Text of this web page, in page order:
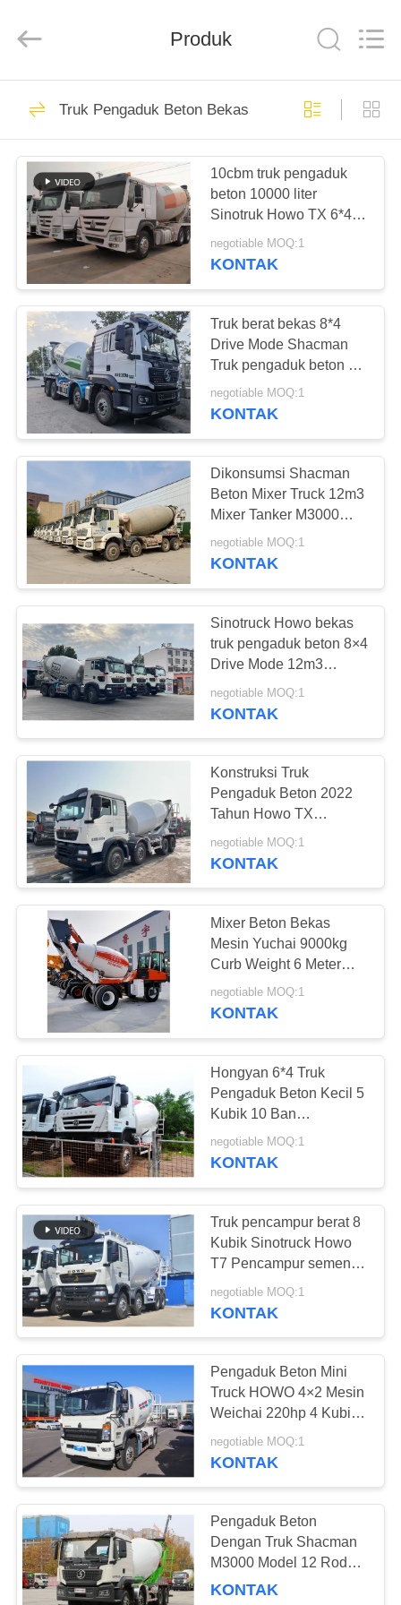
RUMAH
PRODUK
TENTANG
KAMI
TUR
PABRIK
KONTROL
KUALITAS
HUBUNGI
KAMI
PERMINTAAN
PENAWARAN
SITEMAP
KEBIJAKAN
PRIVASI
LTD..
Bus Coaster Bekas
160
Bus Yutong Bekas
907
Bus Mini Bekas
199
Truk Traktor Bekas
Truk Dump Bekas
Bus Pelatih Bekas
391
Bus Tur Bekas
226
Truk kargo bekas
Produk
Truk Pengaduk Beton Bekas
10cbm truk pengaduk
beton 10000 liter
Sinotruk Howo TX 6*4
Chassis Euro 3
negotiable MOQ:1
KONTAK
Truk berat bekas 8*4
Drive Mode Shacman
Truk pengaduk beton 12
Kubik
negotiable MOQ:1
KONTAK
Dikonsumsi Shacman
Beton Mixer Truck 12m3
Mixer Tanker M3000
Kabin 2020 Tahun
Weichai Mesin
negotiable MOQ:1
KONTAK
Sinotruck Howo bekas
truk pengaduk beton 8×4
Drive Mode 12m3
Tanker
negotiable MOQ:1
KONTAK
Konstruksi Truk
Pengaduk Beton 2022
Tahun Howo TX
Chassis 12cbm Tanker
Kapasitas 8*4 Weichai
negotiable MOQ:1
KONTAK
Mixer Beton Bekas
Mesin Yuchai 9000kg
Curb Weight 6 Meter
Truk Pencampur Self
Loading Baru
negotiable MOQ:1
KONTAK
Hongyan 6*4 Truk
Pengaduk Beton Kecil 5
Kubik 10 Ban
Penggerak Tangan Kiri
Euro 4
negotiable MOQ:1
KONTAK
Truk pencampur berat 8
Kubik Sinotruck Howo
T7 Pencampur semen
dengan 10-Speend Gear
negotiable MOQ:1
KONTAK
Pengaduk Beton Mini
Truck HOWO 4×2 Mesin
Weichai 220hp 4 Kubik
Single Axle 6 Ban
negotiable MOQ:1
KONTAK
Pengaduk Beton
Dengan Truk Shacman
M3000 Model 12 Roda
7.5 Kubik Tanker Single
KONTAK